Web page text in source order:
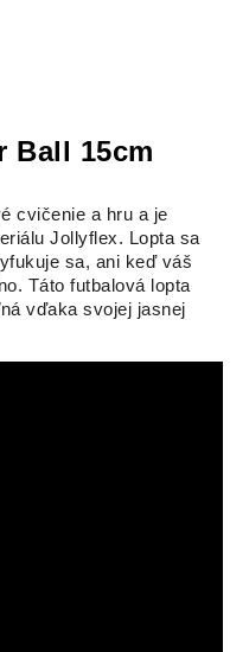
Ball 15cm
cvičenie a hru a je
Jollyflex. Lopta sa
sa, ani keď váš
Táto futbalová lopta
vďaka svojej jasnej